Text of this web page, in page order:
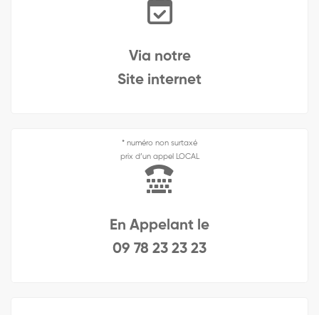
Via notre
Site internet
* numéro non surtaxé
prix d’un appel LOCAL
En Appelant le
09 78 23 23 23